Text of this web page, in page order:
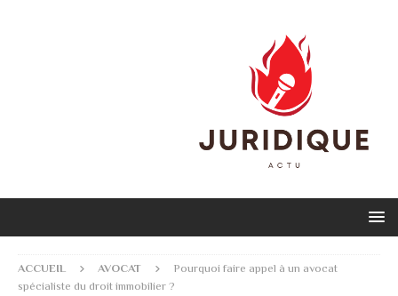
ACCUEIL AVOCAT
Pourquoi faire appel à un avocat
spécialiste du droit immobilier ?